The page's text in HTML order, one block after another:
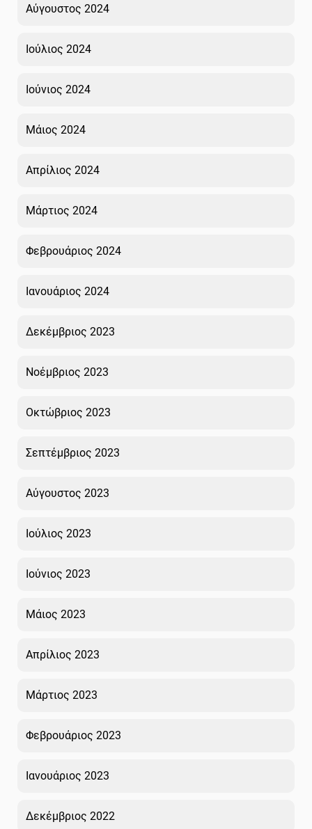
Αύγουστος 2024
Ιούλιος 2024
Ιούνιος 2024
Μάιος 2024
Απρίλιος 2024
Μάρτιος 2024
Φεβρουάριος 2024
Ιανουάριος 2024
Δεκέμβριος 2023
Νοέμβριος 2023
Οκτώβριος 2023
Σεπτέμβριος 2023
Αύγουστος 2023
Ιούλιος 2023
Ιούνιος 2023
Μάιος 2023
Απρίλιος 2023
Μάρτιος 2023
Φεβρουάριος 2023
Ιανουάριος 2023
Δεκέμβριος 2022